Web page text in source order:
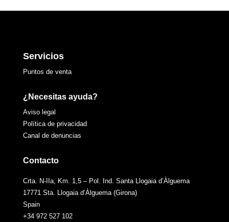
Servicios
Puntos de venta
¿Necesitas ayuda?
Aviso legal
Política de privacidad
Canal de denuncias
Contacto
Crta. N-IIa, Km. 1,5 – Pol. Ind. Santa Llogaia d’Àlguema
17771 Sta. Llogaia d’Àlguema (Girona)
Spain
+34 972 527 102